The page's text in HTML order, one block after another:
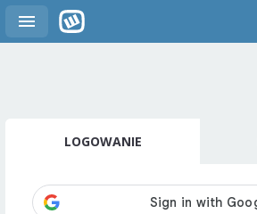
LOGOWANIE